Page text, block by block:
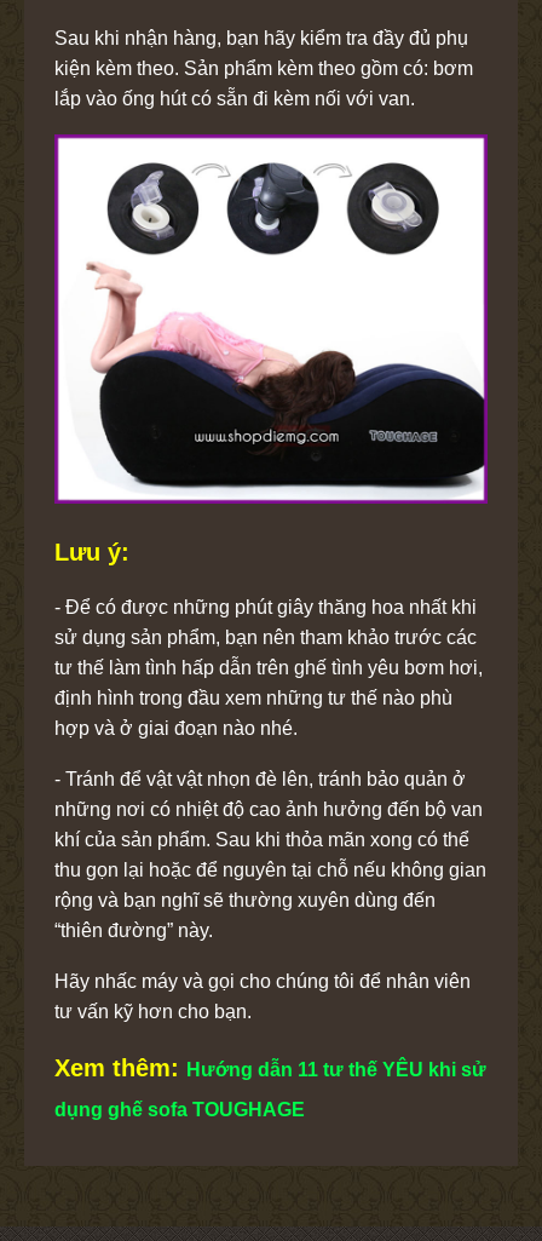
Sau khi nhận hàng, bạn hãy kiểm tra đầy đủ phụ
kiện kèm theo. Sản phẩm kèm theo gồm có: bơm
lắp vào ống hút có sẵn đi kèm nối với van.
Lưu ý:
- Để có được những phút giây thăng hoa nhất khi
sử dụng sản phẩm, bạn nên tham khảo trước các
tư thế làm tình hấp dẫn trên ghế tình yêu bơm hơi,
định hình trong đầu xem những tư thế nào phù
hợp và ở giai đoạn nào nhé.
- Tránh để vật vật nhọn đè lên, tránh bảo quản ở
những nơi có nhiệt độ cao ảnh hưởng đến bộ van
khí của sản phẩm. Sau khi thỏa mãn xong có thể
thu gọn lại hoặc để nguyên tại chỗ nếu không gian
rộng và bạn nghĩ sẽ thường xuyên dùng đến
“thiên đường” này.
Hãy nhấc máy và gọi cho chúng tôi để nhân viên
tư vấn kỹ hơn cho bạn.
Xem thêm:
Hướng dẫn 11 tư thế YÊU khi sử
dụng ghế sofa TOUGHAGE